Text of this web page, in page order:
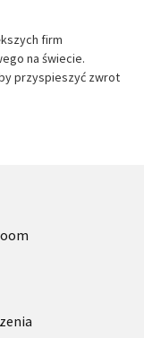
firm
na świecie.
przyspieszyć zwrot